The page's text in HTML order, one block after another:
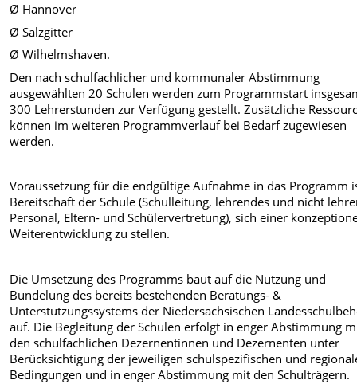
Ø Hannover
Ø Salzgitter
Ø Wilhelmshaven.
Den nach schulfachlicher und kommunaler Abstimmung
ausgewählten 20 Schulen werden zum Programmstart
300 Lehrerstunden zur Verfügung gestellt. Zusätzliche
können im weiteren Programmverlauf bei Bedarf zugewiesen
werden.
Voraussetzung für die endgültige Aufnahme in das Programm
Bereitschaft der Schule (Schulleitung, lehrendes und nicht
Personal, Eltern- und Schülervertretung), sich einer
Weiterentwicklung zu stellen.
Die Umsetzung des Programms baut auf die Nutzung und
Bündelung des bereits bestehenden Beratungs- &
Unterstützungssystems der Niedersächsischen
auf. Die Begleitung der Schulen erfolgt in enger Abstimmung
den schulfachlichen Dezernentinnen und Dezernenten unter
Berücksichtigung der jeweiligen schulspezifischen und
Bedingungen und in enger Abstimmung mit den Schulträgern.